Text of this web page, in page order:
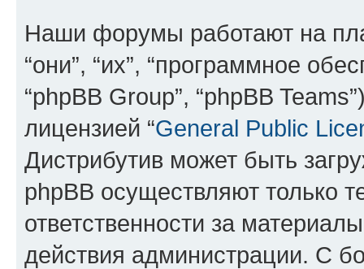
Наши форумы работают на
“они”, “их”, “программное
“phpBB Group”, “phpBB
лицензией “General Public
Дистрибутив может быть
phpBB осуществляют только
ответственности за
действия администрации. С